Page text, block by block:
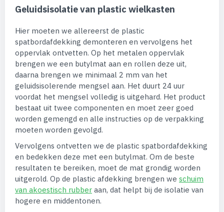
Geluidsisolatie van plastic wielkasten
Hier moeten we allereerst de plastic
spatbordafdekking demonteren en vervolgens het
oppervlak ontvetten. Op het metalen oppervlak
brengen we een butylmat aan en rollen deze uit,
daarna brengen we minimaal 2 mm van het
geluidsisolerende mengsel aan. Het duurt 24 uur
voordat het mengsel volledig is uitgehard. Het product
bestaat uit twee componenten en moet zeer goed
worden gemengd en alle instructies op de verpakking
moeten worden gevolgd.
Vervolgens ontvetten we de plastic spatbordafdekking
en bedekken deze met een butylmat. Om de beste
resultaten te bereiken, moet de mat grondig worden
uitgerold. Op de plastic afdekking brengen we schuim
van akoestisch rubber aan, dat helpt bij de isolatie van
hogere en middentonen.